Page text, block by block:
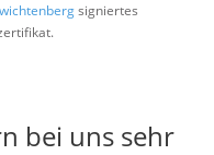
signiertes
bei uns sehr